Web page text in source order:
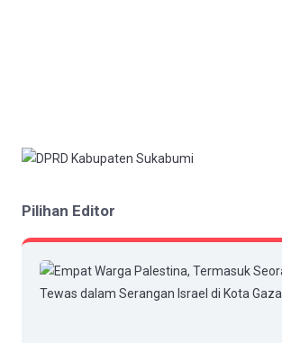
Pilihan Editor